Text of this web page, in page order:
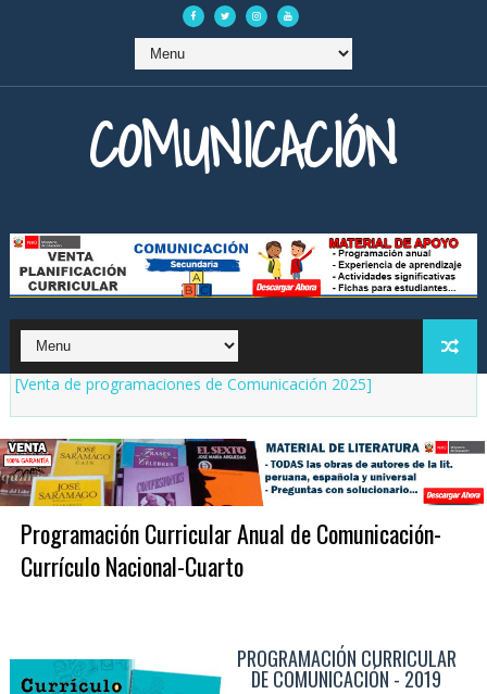
COMUNICACIÓN
[Venta de programaciones de Comunicación 2025]
Programación Curricular Anual de Comunicación-
Currículo Nacional-Cuarto
PROGRAMACIÓN CURRICULAR
DE COMUNICACIÓN - 2019